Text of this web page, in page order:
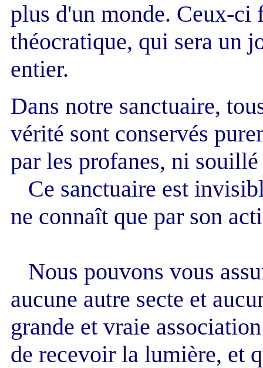
plus d'un monde. Ceux-ci
théocratique, qui sera un
entier.
Dans notre sanctuaire,
vérité sont conservés
par les profanes, ni
Ce sanctuaire est
ne connaît que par son
Nous pouvons vous
aucune autre secte et
grande et vraie
de recevoir la lumière, et